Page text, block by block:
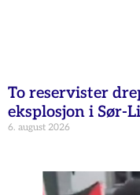
To reservister
eksplosjon i Sør-
6. august 2026